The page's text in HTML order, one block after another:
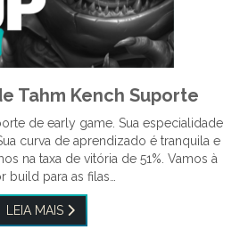
Tahm Kench Suporte
de early game. Sua especialidade
curva de aprendizado é tranquila e
na taxa de vitória de 51%. Vamos à
build para as filas…
LEIA MAIS